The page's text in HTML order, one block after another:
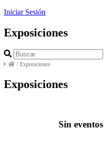
Iniciar Sesión
Exposiciones
/ Exposiciones
Exposiciones
Sin